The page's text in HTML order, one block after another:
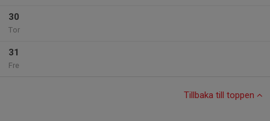
30
Tor
31
Fre
Tillbaka till toppen